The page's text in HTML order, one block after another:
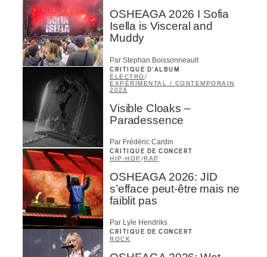
OSHEAGA 2026 I Sofia
Isella is Visceral and
Muddy
Par Stephan Boissonneault
CRITIQUE D'ALBUM
ÉLECTRO/
EXPÉRIMENTAL / CONTEMPORAIN
2026
Visible Cloaks –
Paradessence
Par Frédéric Cardin
CRITIQUE DE CONCERT
HIP-HOP /RAP
OSHEAGA 2026: JID
s’efface peut-être mais ne
faiblit pas
Par Lyle Hendriks
CRITIQUE DE CONCERT
ROCK